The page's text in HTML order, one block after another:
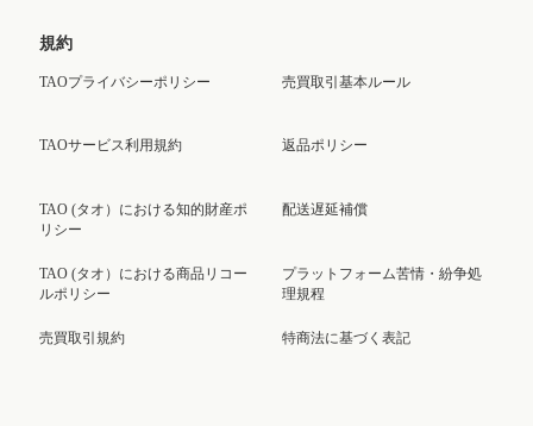
規約
TAOプライバシーポリシー
TAOサービス利用規約
TAO (タオ）における知的財産ポ
リシー
TAO (タオ）における商品リコー
ルポリシー
売買取引規約
売買取引基本ルール
返品ポリシー
配送遅延補償
プラットフォーム苦情・紛争処
理規程
特商法に基づく表記